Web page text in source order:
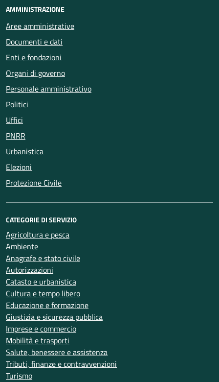
AMMINISTRAZIONE
Aree amministrative
Documenti e dati
Enti e fondazioni
Organi di governo
Personale amministrativo
Politici
Uffici
PNRR
Urbanistica
Elezioni
Protezione Civile
CATEGORIE DI SERVIZIO
Agricoltura e pesca
Ambiente
Anagrafe e stato civile
Autorizzazioni
Catasto e urbanistica
Cultura e tempo libero
Educazione e formazione
Giustizia e sicurezza pubblica
Imprese e commercio
Mobilità e trasporti
Salute, benessere e assistenza
Tributi, finanze e contravvenzioni
Turismo